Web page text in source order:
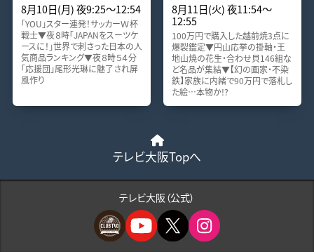
8月10日(月) 夜9:25〜12:54
「YOU」スター連発！サッカーＷ杯
戦士▼夜８時「JAPANをスーツケ
ースに！」世界で刺さった日本の人
気商品ランキング▼夜８時５４分
「応援団」尾形光琳に魅了され屏
風作り
8月11日(火) 夜11:54〜
12:55
100万円で購入した越前焼3点に
爆裂鑑定▼円山応挙の掛軸・王
地山焼の花生・合わせ貝146組な
ど名品が集結▼【幻の画家・不染
鉄】家族に内緒で90万円で落札し
た絵…本物か!?
テレビ大阪Topへ
テレビ大阪（公式）